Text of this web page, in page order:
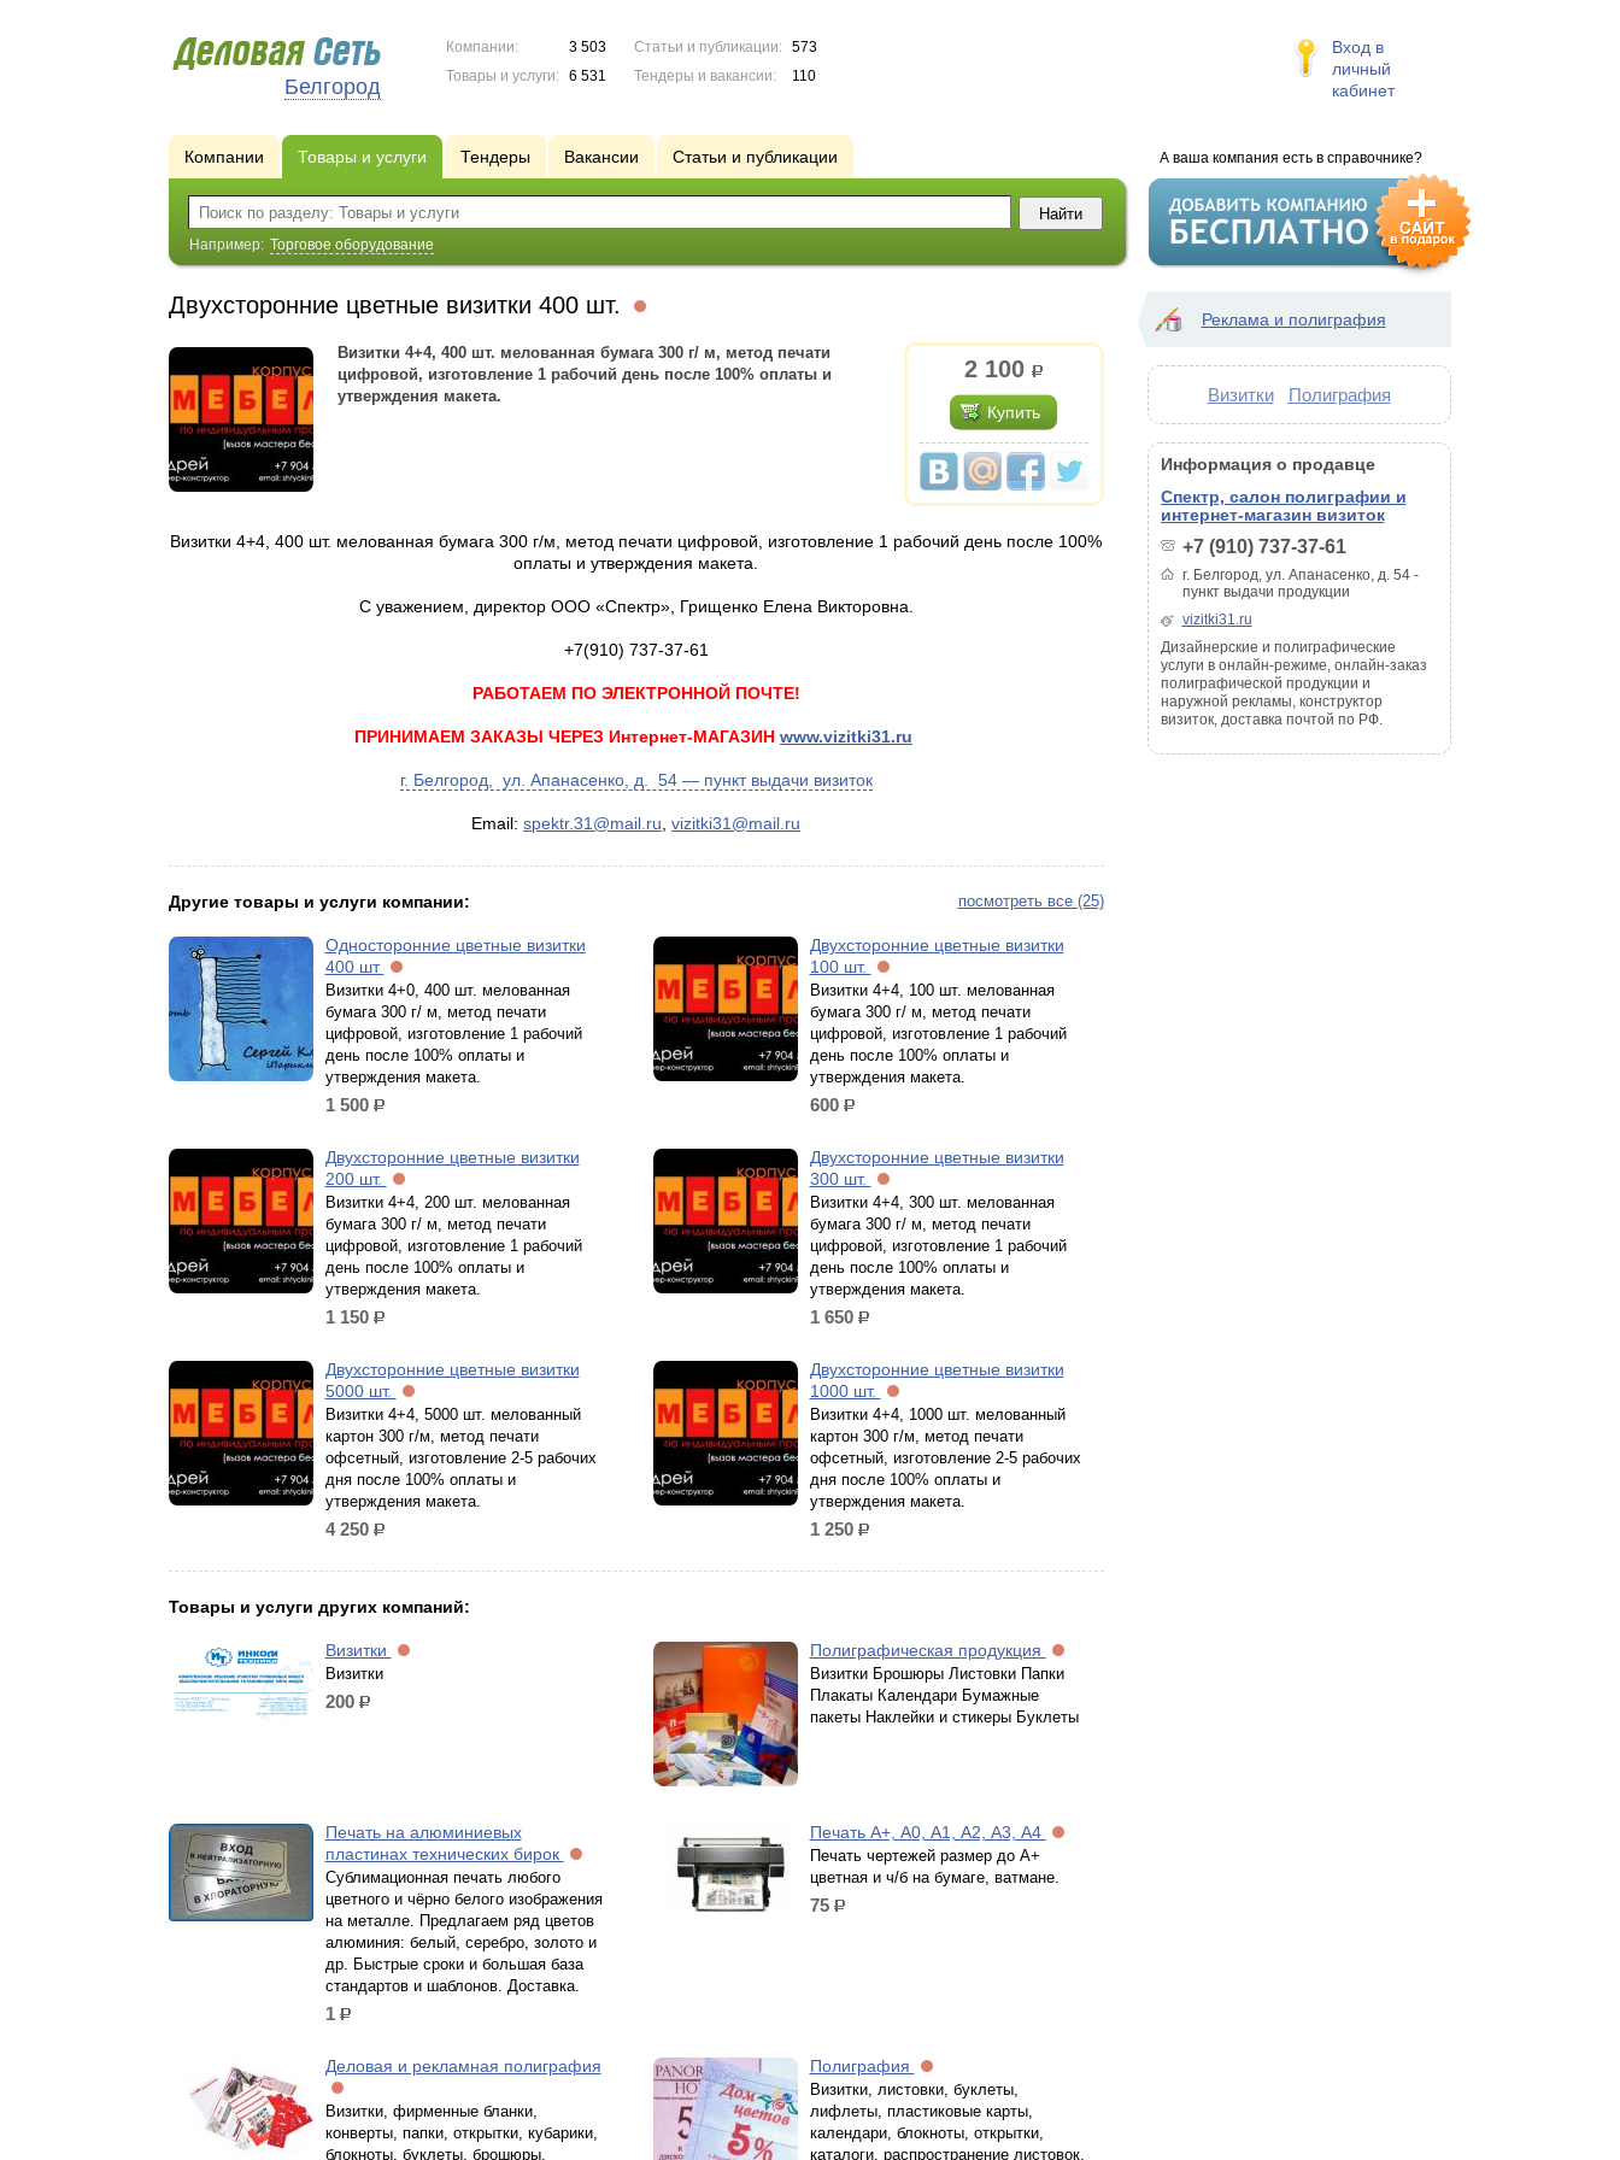
Белгород
Компании:
3 503
Товары и услуги:
6 531
Статьи и публикации:
573
Тендеры и вакансии:
110
Вход в
личный
кабинет
А ваша компания есть в справочнике?
Компании Товары и услуги Тендеры Вакансии Статьи и публикации
Например: Торговое оборудование
Двухсторонние цветные визитки 400 шт.
2 100 р.
Купить
Визитки 4+4, 400 шт. мелованная бумага 300 г/ м, метод печати
цифровой, изготовление 1 рабочий день после 100% оплаты и
утверждения макета.
Визитки 4+4, 400 шт. мелованная бумага 300 г/м, метод печати цифровой, изготовление 1 рабочий день после 100%
оплаты и утверждения макета.
С уважением, директор ООО «Спектр», Грищенко Елена Викторовна.
+7(910) 737-37-61
РАБОТАЕМ ПО ЭЛЕКТРОННОЙ ПОЧТЕ!
ПРИНИМАЕМ ЗАКАЗЫ ЧЕРЕЗ Интернет-МАГАЗИН www.vizitki31.ru
г. Белгород, ул. Апанасенко, д. 54 — пункт выдачи визиток
Email: spektr.31@mail.ru vizitki31@mail.ru
посмотреть все (25)
Другие товары и услуги компании:
Односторонние цветные визитки
400 шт
Визитки 4+0, 400 шт. мелованная
бумага 300 г/ м, метод печати
цифровой, изготовление 1 рабочий
день после 100% оплаты и
утверждения макета.
1 500 р.
Двухсторонние цветные визитки
100 шт.
Визитки 4+4, 100 шт. мелованная
бумага 300 г/ м, метод печати
цифровой, изготовление 1 рабочий
день после 100% оплаты и
утверждения макета.
600 р.
Двухсторонние цветные визитки
200 шт.
Визитки 4+4, 200 шт. мелованная
бумага 300 г/ м, метод печати
цифровой, изготовление 1 рабочий
день после 100% оплаты и
утверждения макета.
1 150 р.
Двухсторонние цветные визитки
300 шт.
Визитки 4+4, 300 шт. мелованная
бумага 300 г/ м, метод печати
цифровой, изготовление 1 рабочий
день после 100% оплаты и
утверждения макета.
1 650 р.
Двухсторонние цветные визитки
5000 шт.
Визитки 4+4, 5000 шт. мелованный
картон 300 г/м, метод печати
офсетный, изготовление 2-5 рабочих
дня после 100% оплаты и
утверждения макета.
4 250 р.
Двухсторонние цветные визитки
1000 шт.
Визитки 4+4, 1000 шт. мелованный
картон 300 г/м, метод печати
офсетный, изготовление 2-5 рабочих
дня после 100% оплаты и
утверждения макета.
1 250 р.
Товары и услуги других компаний:
Визитки
Визитки
200 р.
Полиграфическая продукция
Визитки Брошюры Листовки Папки
Плакаты Календари Бумажные
пакеты Наклейки и стикеры Буклеты
Печать на алюминиевых
пластинах технических бирок
Сублимационная печать любого
цветного и чёрно белого изображения
на металле. Предлагаем ряд цветов
алюминия: белый, серебро, золото и
др. Быстрые сроки и большая база
стандартов и шаблонов. Доставка.
1 р.
Печать А+, А0, А1, А2, А3, А4
Печать чертежей размер до А+
цветная и ч/б на бумаге, ватмане.
75 р.
Деловая и рекламная полиграфия
Визитки, фирменные бланки,
конверты, папки, открытки, кубарики,
блокноты, буклеты, брошюры,
Полиграфия
Визитки, листовки, буклеты,
лифлеты, пластиковые карты,
календари, блокноты, открытки,
каталоги, распространение листовок,
Реклама и полиграфия
Визитки Полиграфия
Информация о продавце
Спектр, салон полиграфии и
интернет-магазин визиток
+7 (910) 737-37-61
г. Белгород, ул. Апанасенко, д. 54 -
пункт выдачи продукции
vizitki31.ru
Дизайнерские и полиграфические
услуги в онлайн-режиме, онлайн-заказ
полиграфической продукции и
наружной рекламы, конструктор
визиток, доставка почтой по РФ.